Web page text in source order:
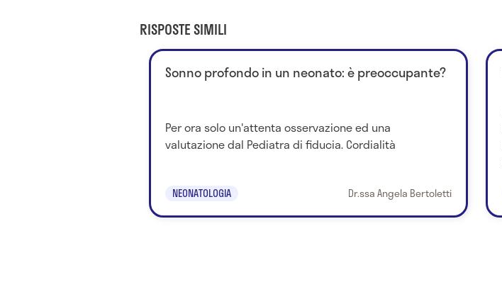
RISPOSTE SIMILI
Sonno profondo in un neonato: è preoccupante?
Per ora solo un'attenta osservazione ed una
valutazione dal Pediatra di fiducia. Cordialità
NEONATOLOGIA Dr.ssa Angela Bertoletti